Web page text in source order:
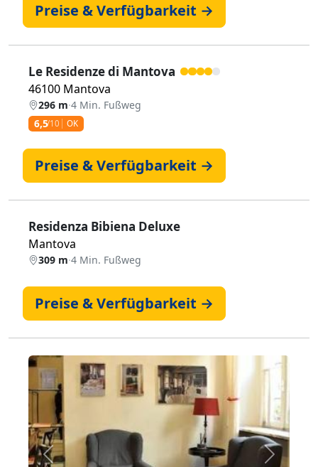
Preise & Verfügbarkeit →
Le Residenze di Mantova
46100 Mantova
296 m·4 Min. Fußweg
6,5/10 OK
Preise & Verfügbarkeit →
Residenza Bibiena Deluxe
Mantova
309 m·4 Min. Fußweg
Preise & Verfügbarkeit →
Zurück Weiter